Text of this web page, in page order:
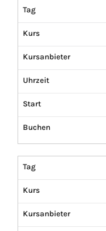
Tag
Kurs
Kursanbieter
Uhrzeit
Start
Buchen
Tag
Kurs
Kursanbieter